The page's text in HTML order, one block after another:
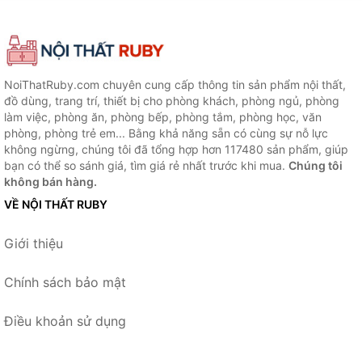
NoiThatRuby.com chuyên cung cấp thông tin sản phẩm nội thất,
đồ dùng, trang trí, thiết bị cho phòng khách, phòng ngủ, phòng
làm việc, phòng ăn, phòng bếp, phòng tắm, phòng học, văn
phòng, phòng trẻ em... Bằng khả năng sẵn có cùng sự nỗ lực
không ngừng, chúng tôi đã tổng hợp hơn 117480 sản phẩm, giúp
bạn có thể so sánh giá, tìm giá rẻ nhất trước khi mua. Chúng tôi
không bán hàng.
VỀ NỘI THẤT RUBY
Giới thiệu
Chính sách bảo mật
Điều khoản sử dụng